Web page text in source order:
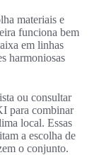
materiais e
funciona bem
em linhas
harmoniosas
ou consultar
para combinar
local. Essas
a escolha de
o conjunto.